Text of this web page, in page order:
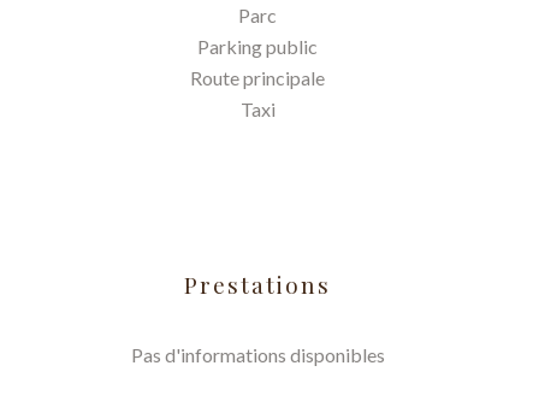
Parc
Parking public
Route principale
Taxi
Prestations
Pas d'informations disponibles